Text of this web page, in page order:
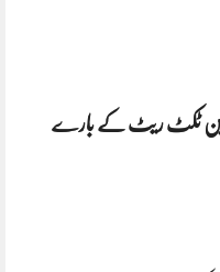
لاین ٹکٹ ریٹ کے بارے